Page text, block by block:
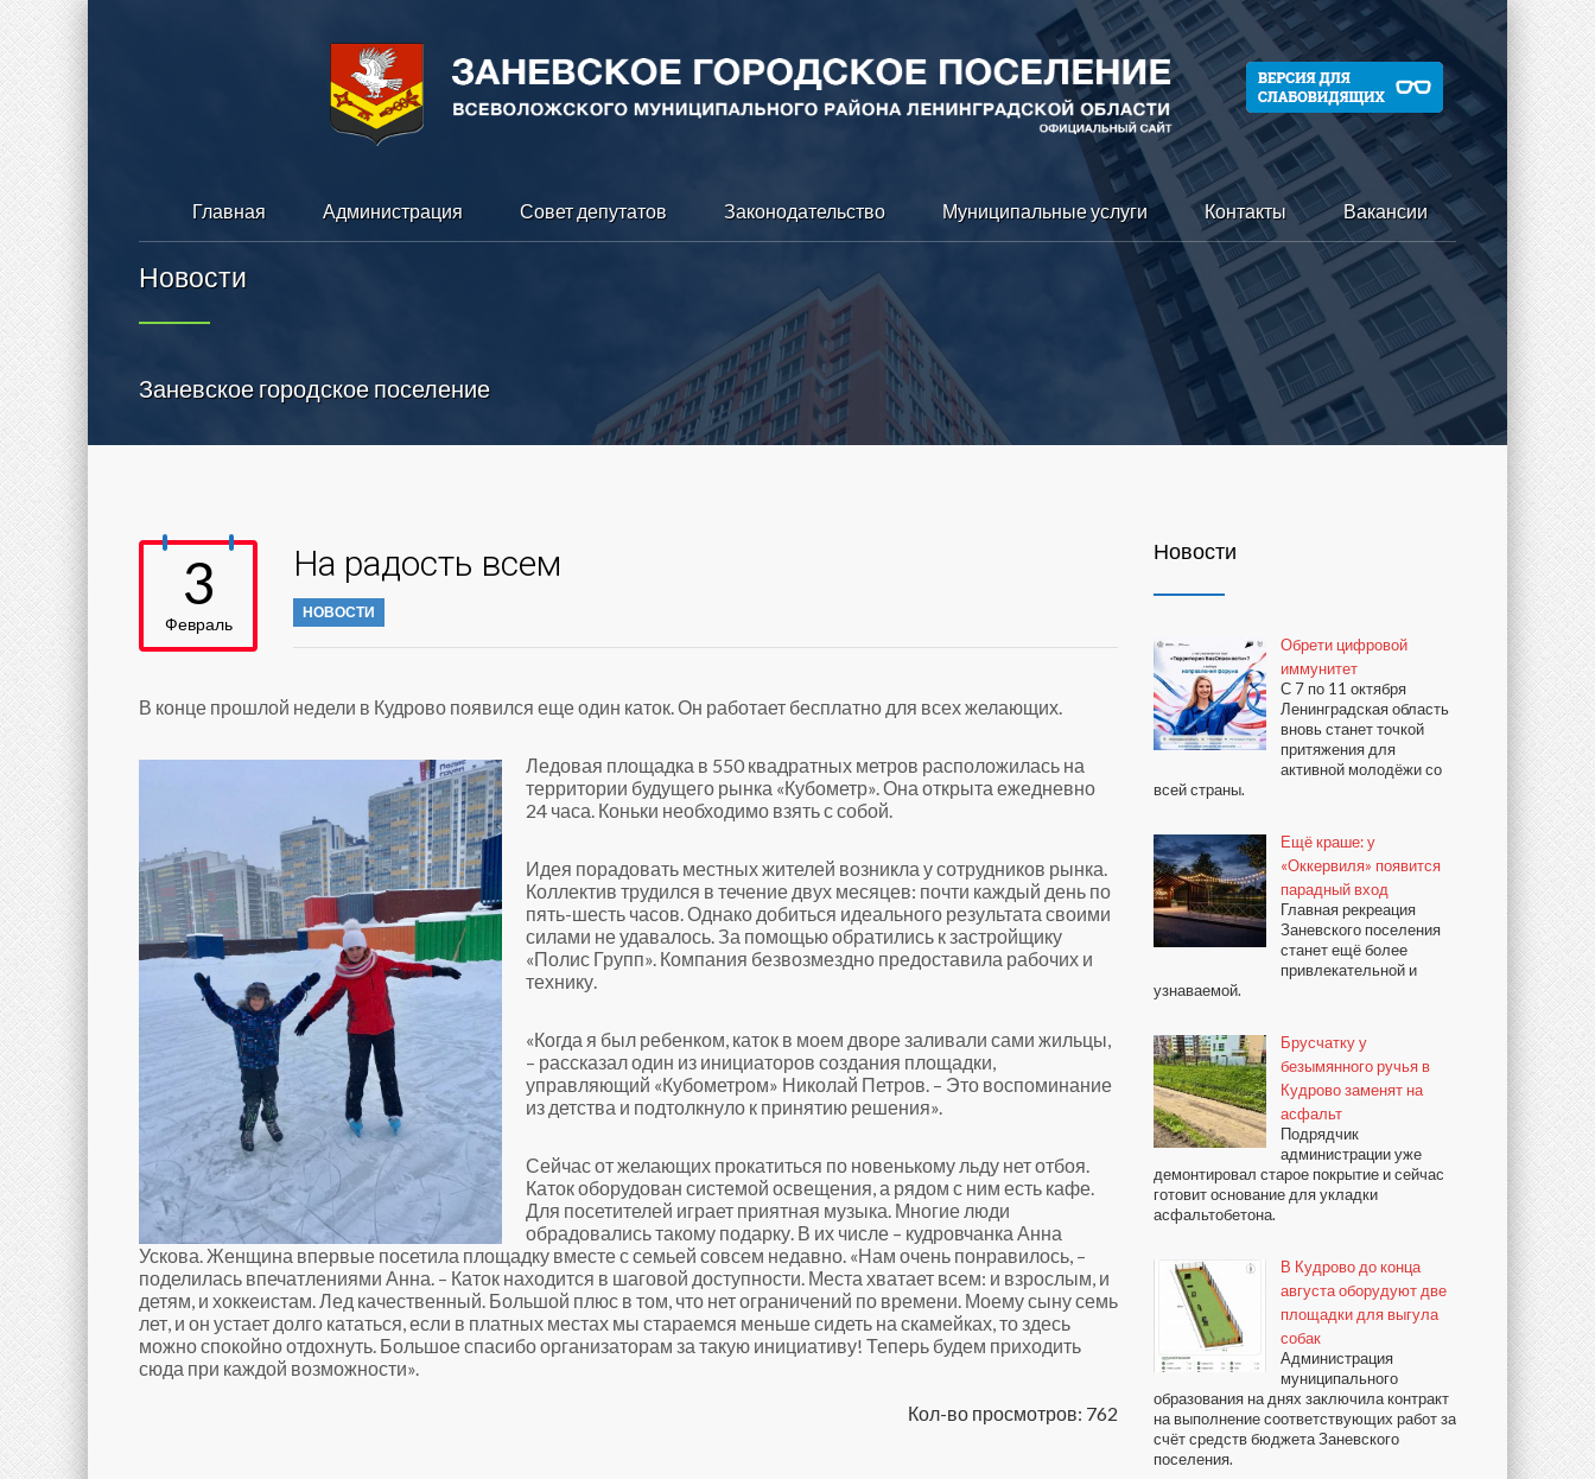
Главная Администрация Совет депутатов Законодательство Муниципальные услуги Контакты Вакансии
Новости
Заневское городское поселение
3
Февраль
На радость всем
НОВОСТИ
В конце прошлой недели в Кудрово появился еще один каток. Он работает бесплатно для всех желающих.
Ледовая площадка в 550 квадратных метров расположилась на
территории будущего рынка «Кубометр». Она открыта ежедневно
24 часа. Коньки необходимо взять с собой.
Идея порадовать местных жителей возникла у сотрудников рынка.
Коллектив трудился в течение двух месяцев: почти каждый день по
пять-шесть часов. Однако добиться идеального результата своими
силами не удавалось. За помощью обратились к застройщику
«Полис Групп». Компания безвозмездно предоставила рабочих и
технику.
«Когда я был ребенком, каток в моем дворе заливали сами жильцы,
– рассказал один из инициаторов создания площадки,
управляющий «Кубометром» Николай Петров. – Это воспоминание
из детства и подтолкнуло к принятию решения».
Сейчас от желающих прокатиться по новенькому льду нет отбоя.
Каток оборудован системой освещения, а рядом с ним есть кафе.
Для посетителей играет приятная музыка. Многие люди
обрадовались такому подарку. В их числе – кудровчанка Анна
Ускова. Женщина впервые посетила площадку вместе с семьей совсем недавно. «Нам очень понравилось, –
поделилась впечатлениями Анна. – Каток находится в шаговой доступности. Места хватает всем: и взрослым, и
детям, и хоккеистам. Лед качественный. Большой плюс в том, что нет ограничений по времени. Моему сыну семь
лет, и он устает долго кататься, если в платных местах мы стараемся меньше сидеть на скамейках, то здесь
можно спокойно отдохнуть. Большое спасибо организаторам за такую инициативу! Теперь будем приходить
сюда при каждой возможности».
Кол-во просмотров: 762
Новости
Обрети цифровой
иммунитет
С 7 по 11 октября
Ленинградская область
вновь станет точкой
притяжения для
активной молодёжи со
всей страны.
Ещё краше: у
«Оккервиля» появится
парадный вход
Главная рекреация
Заневского поселения
станет ещё более
привлекательной и
узнаваемой.
Брусчатку у
безымянного ручья в
Кудрово заменят на
асфальт
Подрядчик
администрации уже
демонтировал старое покрытие и сейчас
готовит основание для укладки
асфальтобетона.
В Кудрово до конца
августа оборудуют две
площадки для выгула
собак
Администрация
муниципального
образования на днях заключила контракт
на выполнение соответствующих работ за
счёт средств бюджета Заневского
поселения.